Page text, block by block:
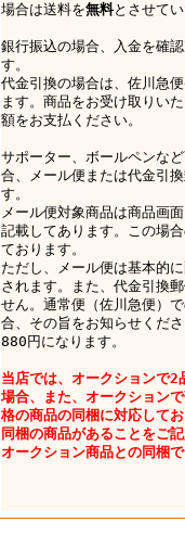
場合は送料を無料とさせて
銀行振込の場合、入金を確
す。
代金引換の場合は、佐川
ます。商品をお受け取りい
額をお支払ください。
サポーター、ボールペンな
合、メール便または代金引
す。
メール便対象商品は商品画
記載してあります。この場
ております。
ただし、メール便は基本的
されます。また、代金引換
せん。通常便（佐川急便）
合、その旨をお知らせくだ
880円になります。
当店では、オークションで2
場合、また、オークション
格の商品の同梱に対応して
同梱の商品があることをご
オークション商品との同梱